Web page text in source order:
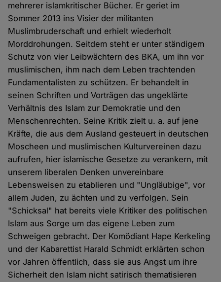
mehrerer islamkritischer Bücher. Er geriet im
Sommer 2013 ins Visier der militanten
Muslimbruderschaft und erhielt wiederholt
Morddrohungen. Seitdem steht er unter ständigem
Schutz von vier Leibwächtern des BKA, um ihn vor
muslimischen, ihm nach dem Leben trachtenden
Fundamentalisten zu schützen. Er behandelt in
seinen Schriften und Vorträgen das ungeklärte
Verhältnis des Islam zur Demokratie und den
Menschenrechten. Seine Kritik zielt u. a. auf jene
Kräfte, die aus dem Ausland gesteuert in deutschen
Moscheen und muslimischen Kulturvereinen dazu
aufrufen, hier islamische Gesetze zu verankern, mit
unserem liberalen Denken unvereinbare
Lebensweisen zu etablieren und "Ungläubige", vor
allem Juden, zu ächten und zu verfolgen. Sein
"Schicksal" hat bereits viele Kritiker des politischen
Islam aus Sorge um das eigene Leben zum
Schweigen gebracht. Der Komödiant Hape Kerkeling
und der Kabarettist Harald Schmidt erklärten schon
vor Jahren öffentlich, dass sie aus Angst um ihre
Sicherheit den Islam nicht satirisch thematisieren